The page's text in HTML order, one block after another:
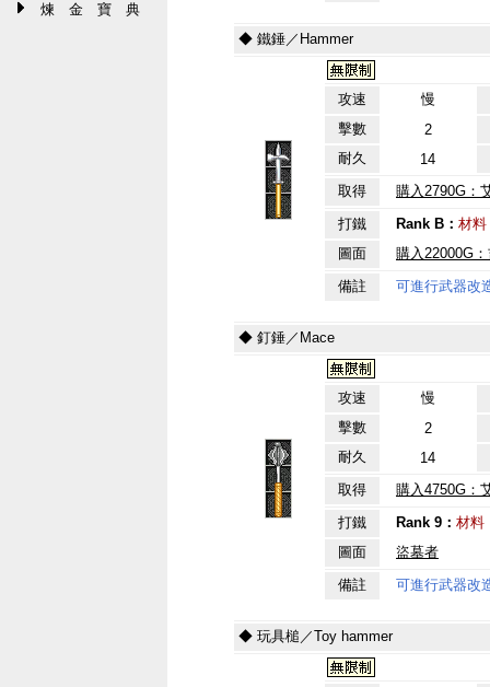
煉 金 寶 典
◆ 鐵錘／Hammer
攻速
慢
擊數
2
耐久
14
取得
購入2790G：
打鐵
Rank B： 材料
圖面
購入22000G
備註
可進行武器改
◆ 釘錘／Mace
攻速
慢
擊數
2
耐久
14
取得
購入4750G：
打鐵
Rank 9： 材料
圖面
盜墓者
備註
可進行武器改
◆ 玩具槌／Toy hammer